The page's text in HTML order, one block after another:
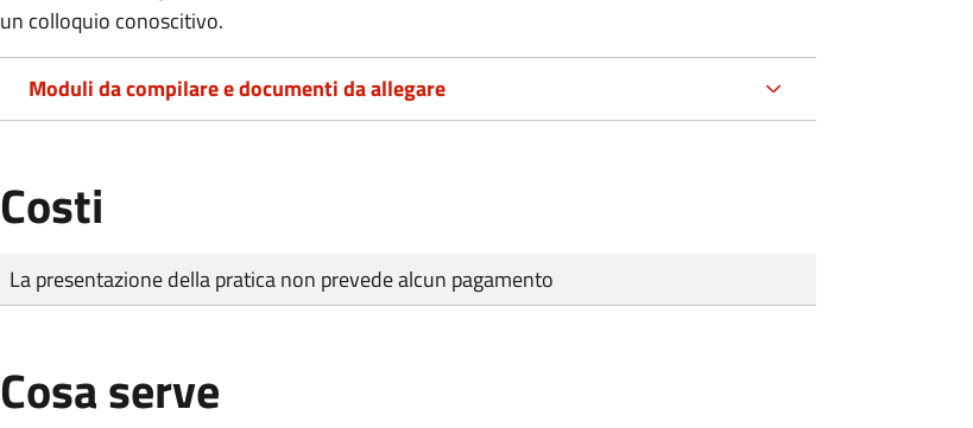
un colloquio conoscitivo.
Moduli da compilare e documenti da allegare
Costi
Tipo di pagamento
Importo
La presentazione della pratica non prevede alcun pagamento
Cosa serve